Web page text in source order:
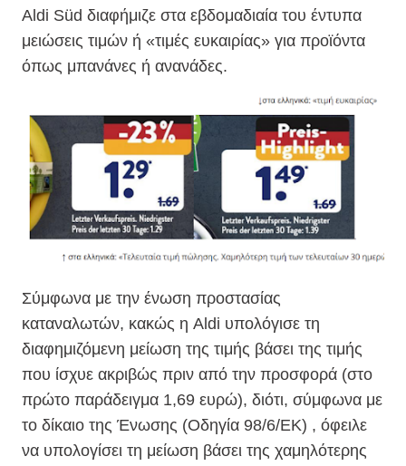
Aldi Süd διαφήμιζε στα εβδομαδιαία του έντυπα
μειώσεις τιμών ή «τιμές ευκαιρίας» για προϊόντα
όπως μπανάνες ή ανανάδες.
Σύμφωνα με την ένωση προστασίας
καταναλωτών, κακώς η Aldi υπολόγισε τη
διαφημιζόμενη μείωση της τιμής βάσει της τιμής
που ίσχυε ακριβώς πριν από την προσφορά (στο
πρώτο παράδειγμα 1,69 ευρώ), διότι, σύμφωνα με
το δίκαιο της Ένωσης (Οδηγία 98/6/ΕΚ) , όφειλε
να υπολογίσει τη μείωση βάσει της χαμηλότερης